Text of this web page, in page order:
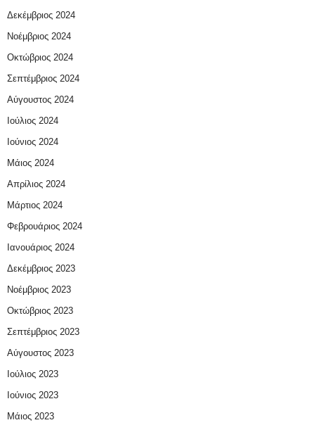
Δεκέμβριος 2024
Νοέμβριος 2024
Οκτώβριος 2024
Σεπτέμβριος 2024
Αύγουστος 2024
Ιούλιος 2024
Ιούνιος 2024
Μάιος 2024
Απρίλιος 2024
Μάρτιος 2024
Φεβρουάριος 2024
Ιανουάριος 2024
Δεκέμβριος 2023
Νοέμβριος 2023
Οκτώβριος 2023
Σεπτέμβριος 2023
Αύγουστος 2023
Ιούλιος 2023
Ιούνιος 2023
Μάιος 2023